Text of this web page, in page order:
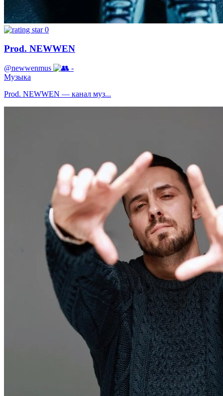
0
Prod. NEWWEN
@newwenmus
-
Музыка
Prod. NEWWEN — канал муз...